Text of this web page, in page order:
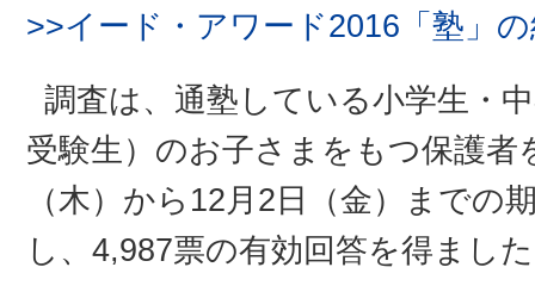
>>イード・アワード2016「塾」
調査は、通塾している小学生・
受験生）のお子さまをもつ保護者
（木）から12月2日（金）までの
し、4,987票の有効回答を得まし